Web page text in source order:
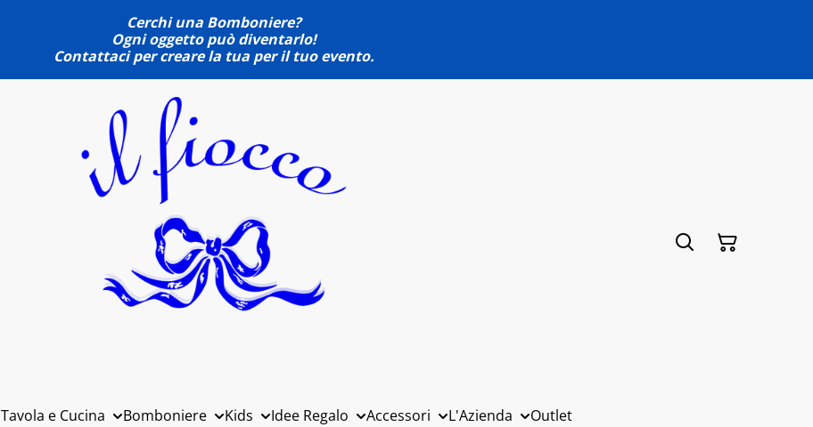
Cerchi una Bomboniere?
Ogni oggetto può diventarlo!
Contattaci per creare la tua per il tuo evento.
Tavola e Cucina Bomboniere Kids Idee Regalo Accessori L'Azienda Outlet